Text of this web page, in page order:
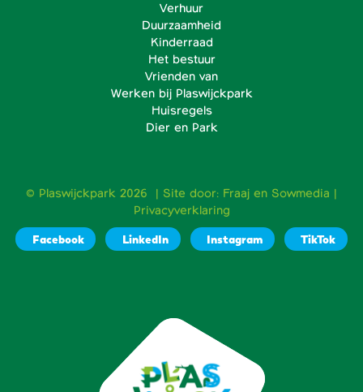
Verhuur
Duurzaamheid
Kinderraad
Het bestuur
Vrienden van
Werken bij Plaswijckpark
Huisregels
Dier en Park
© Plaswijckpark 2026 | Site door: Fraaj en Sowmedia |
Privacyverklaring
Facebook
LinkedIn Instagram TikTok